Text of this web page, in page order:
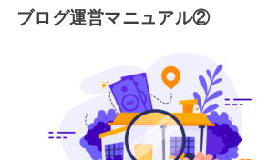
ブログ運営マニュアル②